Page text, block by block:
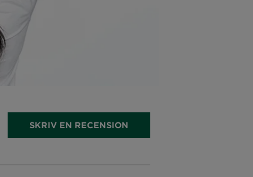
SKRIV EN RECENSION